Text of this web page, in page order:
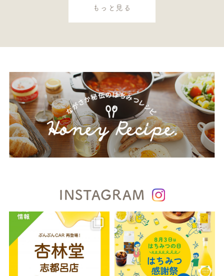
もっと見る
INSTAGRAM